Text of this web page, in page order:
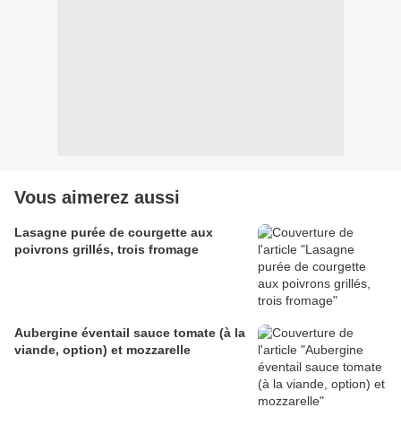
Vous aimerez aussi
Lasagne purée de courgette aux
poivrons grillés, trois fromage
Aubergine éventail sauce tomate (à la
viande, option) et mozzarelle